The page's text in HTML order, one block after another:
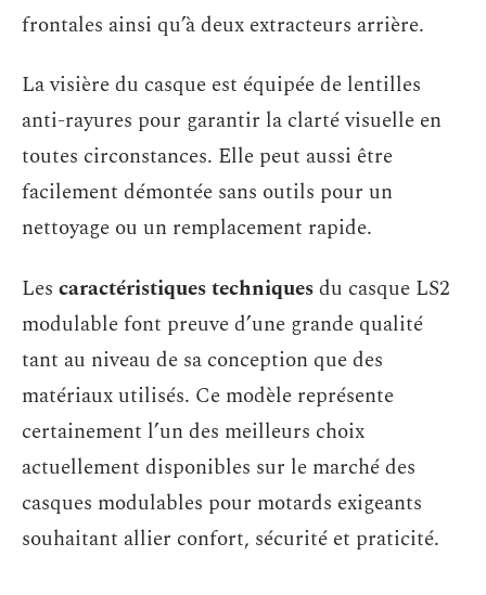
frontales ainsi qu’à deux extracteurs arrière.
La visière du casque est équipée de lentilles
anti-rayures pour garantir la clarté visuelle en
toutes circonstances. Elle peut aussi être
facilement démontée sans outils pour un
nettoyage ou un remplacement rapide.
Les caractéristiques techniquesdu casque LS2
modulable font preuve d’une grande qualité
tant au niveau de sa conception que des
matériaux utilisés. Ce modèle représente
certainement l’un des meilleurs choix
actuellement disponibles sur le marché des
casques modulables pour motards exigeants
souhaitant allier confort, sécurité et praticité.